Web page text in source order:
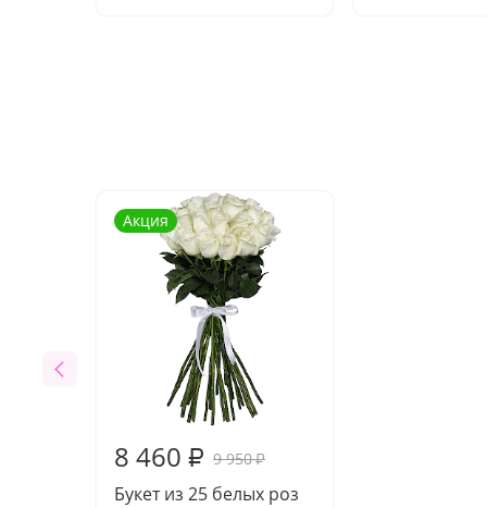
Акция
8 460 ₽ 9 950₽
Букет из 25 белых роз